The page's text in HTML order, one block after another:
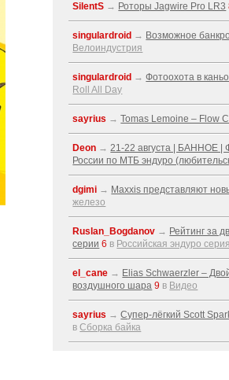
SilentS → Роторы Jagwire Pro LR3
singulardroid → Возможное
Велоиндустрия
singulardroid →Фотоохота в
Roll All Day
sayrius →Tomas Lemoine – Flow
Deon →21-22 августа | БАННОЕ
России по МТБ эндуро
dgimi → Maxxis представляют
железо
Ruslan_Bogdanov → Рейтинг за
серии 6 в Российская эндуро серия
el_cane → Elias Schwaerzler –
воздушного шара 9 в Видео
sayrius →Супер-лёгкий Scott
вСборка байка